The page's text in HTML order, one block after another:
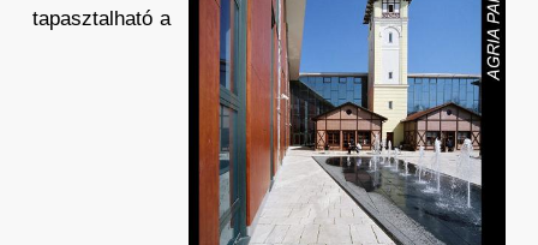
tapasztalható a